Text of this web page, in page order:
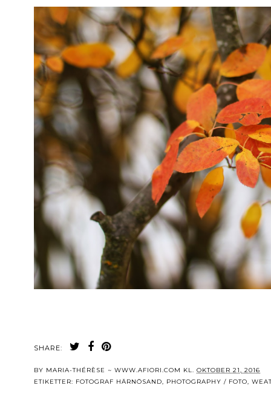
SHARE:
BY MARIA-THÉRÈSE ~ WWW.AFIORI.COM KL. OKTOBER 21, 2016
ETIKETTER: FOTOGRAF HÄRNÖSAND, PHOTOGRAPHY / FOTO,